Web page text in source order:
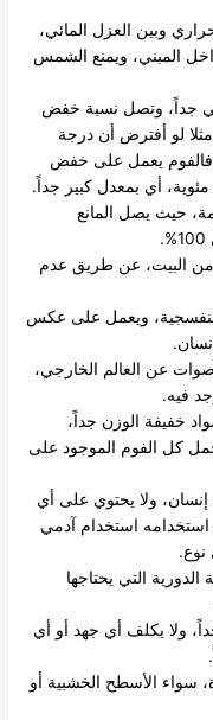
وبين العزل المائي،
المبني، ويمنع الشمس
جداً، وتصل نسبة خفض
يقارب من 40%، أي مثلا لو أفترض أن درجة
درجة مئوية، فالفوم يعمل على خفض
حيث يصل المانع
من البيت، عن طريق عدم
ويعمل على عكس
عن العالم الخارجي،
فيه.
خفيفة الوزن جداً،
كل الفوم الموجود على
ولا يحتوي على أي
استخدام آدمي
نوع.
التي يحتاجها
ولا يكلف أي جهد أو أي
سواء الأسطح الخشبية أو